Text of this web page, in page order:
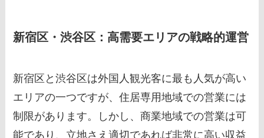
新宿区・渋谷区：高需要エリアの戦略的運営
新宿区と渋谷区は外国人観光客に最も人気が高い
エリアの一つですが、住居専用地域での営業には
制限があります。しかし、商業地域での営業は可
能であり、立地さえ適切であれば非常に高い収益